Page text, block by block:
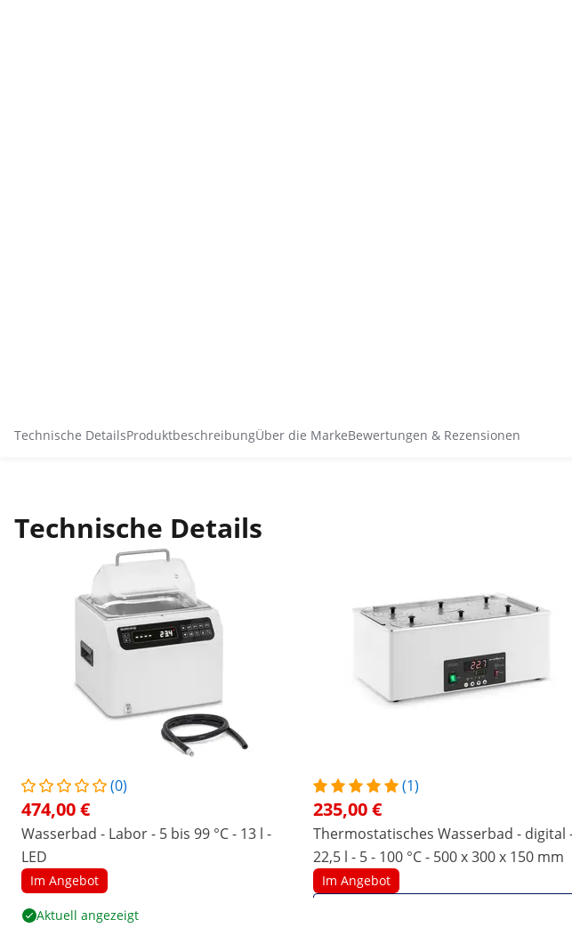
Technische DetailsProduktbeschreibungÜber die MarkeBewertungen & Rezensionen
Technische Details
(0)
474,00 €
Wasserbad - Labor - 5 bis 99 °C - 13 l -
LED
Im Angebot
Aktuell angezeigt
(1)
235,00 €
Thermostatisches Wasserbad - digital
22,5 l - 5 - 100 °C - 500 x 300 x 150 mm
Im Angebot